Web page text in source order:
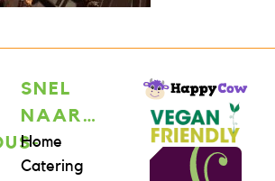
SNEL
NAAR…
Home
Catering